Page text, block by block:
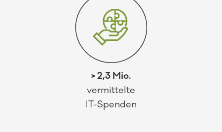
> 2,3 Mio.
vermittelte
IT-Spenden